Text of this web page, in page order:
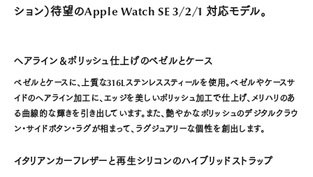
ション）待望のApple Watch SE 3/2/1 対応モデル。
ヘアライン＆ポリッシュ仕上げのベゼルとケース
ベゼルとケースに、上質な316Lステンレススティールを使用。ベゼルやケースサ
イドのヘアライン加工に、エッジを美しいポリッシュ加工で仕上げ、メリハリのあ
る曲線的な輝きを引き出しています。また、艶やかなポリッシュのデジタルクラウ
ン・サイドボタン・ラグが相まって、ラグジュアリーな個性を創出します。
イタリアンカーフレザーと再生シリコンのハイブリッドストラップ